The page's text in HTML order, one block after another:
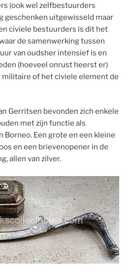
(ook wel zelfbestuurders
geschenken uitgewisseld maar
civiele bestuurders is dit het
de samenwerking tussen
van oudsher intensief is en
(hoeveel onrust heerst er)
militaire of het civiele element de
Gerritsen bevonden zich enkele
met zijn functie als
Borneo. Een grote en een kleine
en een brievenopener in de
allen van zilver.